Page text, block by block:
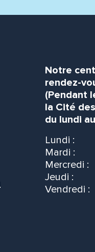
Notre
rendez-
(Pendant
la Cité
du lundi
Lundi :
Mardi :
Mercredi :
Jeudi :
Vendredi :